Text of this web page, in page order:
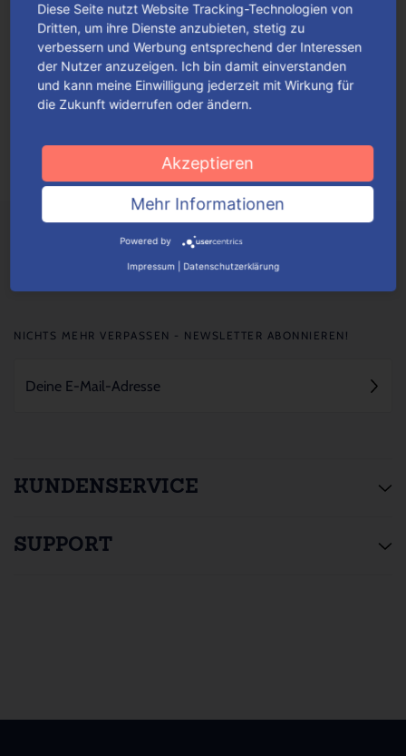
Unsere Valentinstaggeschenk-
Verpackungen – so facettenreich wie
die Liebe
Gerade am Valentinstag sorgen originelle Geschenk-Ideen für
den „Tag der offenen Herzen“, ganz gleich ob...Mehr lesen
KUNDENSERVICE
SUPPORT
NICHTS MEHR VERPASSEN - NEWSLETTER ABONNIEREN!
Diese Seite nutzt Website Tracking-Technologien von
Dritten, um ihre Dienste anzubieten, stetig zu
verbessern und Werbung entsprechend der Interessen
der Nutzer anzuzeigen. Ich bin damit einverstanden
und kann meine Einwilligung jederzeit mit Wirkung für
die Zukunft widerrufen oder ändern.
Akzeptieren
Mehr Informationen
Powered by
Impressum Datenschutzerklärung